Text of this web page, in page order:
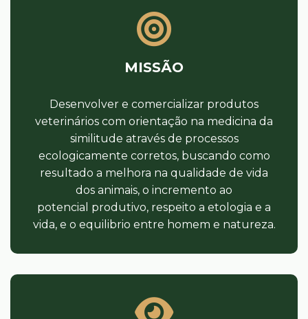
MISSÃO
Desenvolver e comercializar produtos
veterinários com orientação na medicina da
similitude através de processos
ecologicamente corretos, buscando como
resultado a melhora na qualidade de vida
dos animais, o incremento ao
potencial produtivo, respeito a etologia e a
vida, e o equilibrio entre homem e natureza.